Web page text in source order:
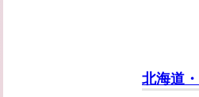
北海道